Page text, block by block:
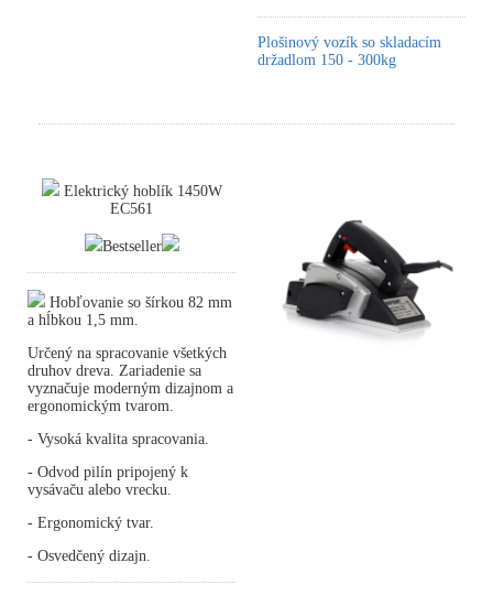
Plošinový vozík so skladacím
držadlom 150 - 300kg
Elektrický hoblík 1450W
EC561
Bestseller
Hobľovanie so šírkou 82 mm
a hĺbkou 1,5 mm.
Určený na spracovanie všetkých
druhov dreva. Zariadenie sa
vyznačuje moderným dizajnom a
ergonomickým tvarom.
- Vysoká kvalita spracovania.
- Odvod pilín pripojený k
vysávaču alebo vrecku.
- Ergonomický tvar.
- Osvedčený dizajn.